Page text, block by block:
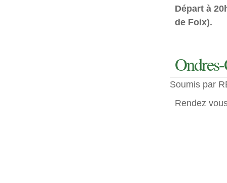
Départ à
de Foix).
Soumis par
Rendez